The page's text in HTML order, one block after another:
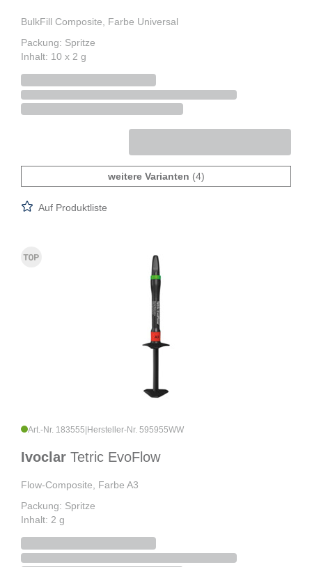
BulkFill Composite, Farbe Universal
Packung: Spritze
Inhalt: 10 x 2 g
weitere Varianten (4)
Auf Produktliste
Art.-Nr. 183555 Hersteller-Nr. 595955WW
Ivoclar Tetric EvoFlow
Flow-Composite, Farbe A3
Packung: Spritze
Inhalt: 2 g